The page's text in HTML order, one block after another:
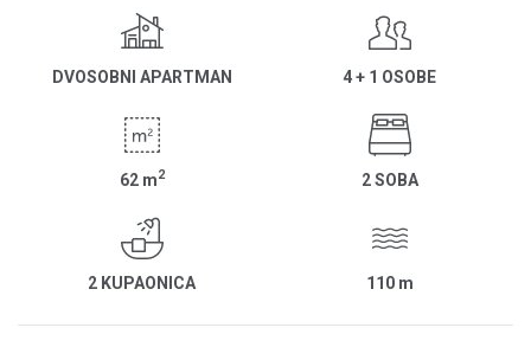
DVOSOBNI APARTMAN 4 + 1 OSOBE
62 m2 2 SOBA
2 KUPAONICA 110 m